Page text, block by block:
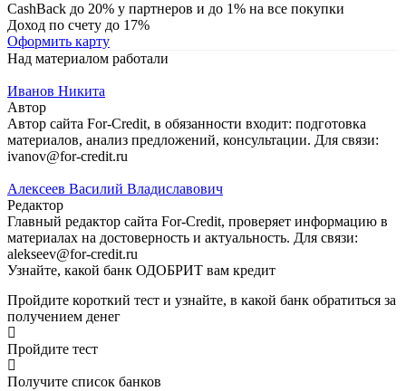
CashBack до 20% у партнеров и до 1% на все покупки
Доход по счету до 17%
Оформить карту
Над материалом работали
Иванов Никита
Автор
Автор сайта For-Credit, в обязанности входит: подготовка
материалов, анализ предложений, консультации. Для связи:
ivanov@for-credit.ru
Алексеев Василий Владиславович
Редактор
Главный редактор сайта For-Credit, проверяет информацию в
материалах на достоверность и актуальность. Для связи:
alekseev@for-credit.ru
Узнайте, какой банк ОДОБРИТ вам кредит
Пройдите короткий тест и узнайте, в какой банк обратиться за
получением денег
Пройдите тест
Получите список банков